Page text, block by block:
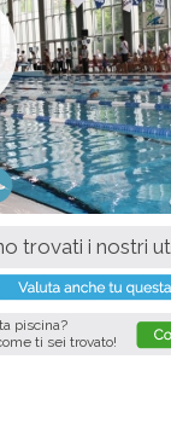
trovati i nostri
piscina?
ti sei trovato!